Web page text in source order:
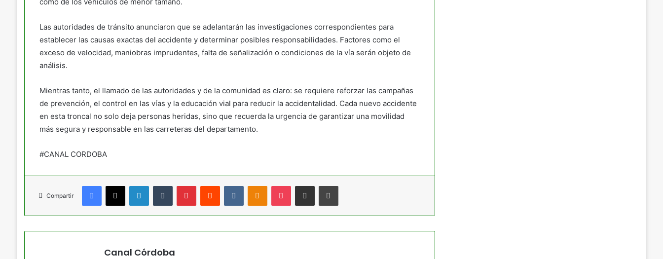
Las autoridades de tránsito anunciaron que se adelantarán las investigaciones correspondientes para
establecer las causas exactas del accidente y determinar posibles responsabilidades. Factores como el
exceso de velocidad, maniobras imprudentes, falta de señalización o condiciones de la vía serán objeto de
análisis.
Mientras tanto, el llamado de las autoridades y de la comunidad es claro: se requiere reforzar las campañas
de prevención, el control en las vías y la educación vial para reducir la accidentalidad. Cada nuevo accidente
en esta troncal no solo deja personas heridas, sino que recuerda la urgencia de garantizar una movilidad
más segura y responsable en las carreteras del departamento.
#CANAL CORDOBA
Compartir
Facebook
X LinkedInTumblr PinterestReddit VKontakteOdnoklassniki
Pocket Compartir por correo electrónicoImprimir
Canal Córdoba